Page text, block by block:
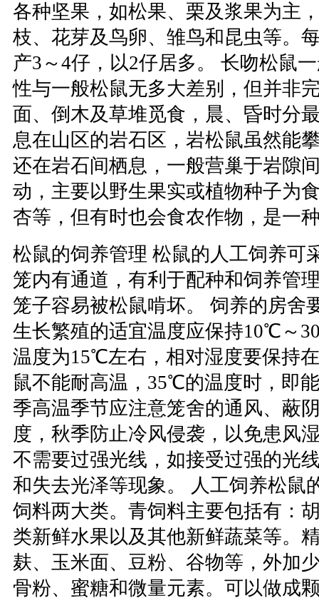
各种坚果，如松果、栗及浆果为主
枝、花芽及鸟卵、雏鸟和昆虫等。
产3～4仔，以2仔居多。 长吻松鼠
性与一般松鼠无多大差别，但并非
面、倒木及草堆觅食，晨、昏时分
息在山区的岩石区，岩松鼠虽然能
还在岩石间栖息，一般营巢于岩隙
动，主要以野生果实或植物种子为
杏等，但有时也会食农作物，是一
松鼠的饲养管理 松鼠的人工饲养可
笼内有通道，有利于配种和饲养管
笼子容易被松鼠啃坏。 饲养的房舍
生长繁殖的适宜温度应保持10℃～
温度为15℃左右，相对湿度要保持
鼠不能耐高温，35℃的温度时，即
季高温季节应注意笼舍的通风、蔽
度，秋季防止冷风侵袭，以免患风
不需要过强光线，如接受过强的光
和失去光泽等现象。 人工饲养松鼠
饲料两大类。青饲料主要包括有：
类新鲜水果以及其他新鲜蔬菜等。
麸、玉米面、豆粉、谷物等，外加
骨粉、蜜糖和微量元素。可以做成